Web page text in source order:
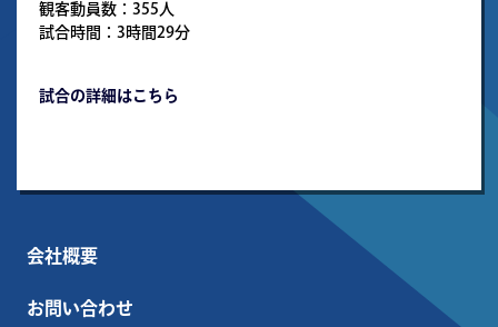
観客動員数：355人
試合時間：3時間29分
試合の詳細はこちら
会社概要
お問い合わせ